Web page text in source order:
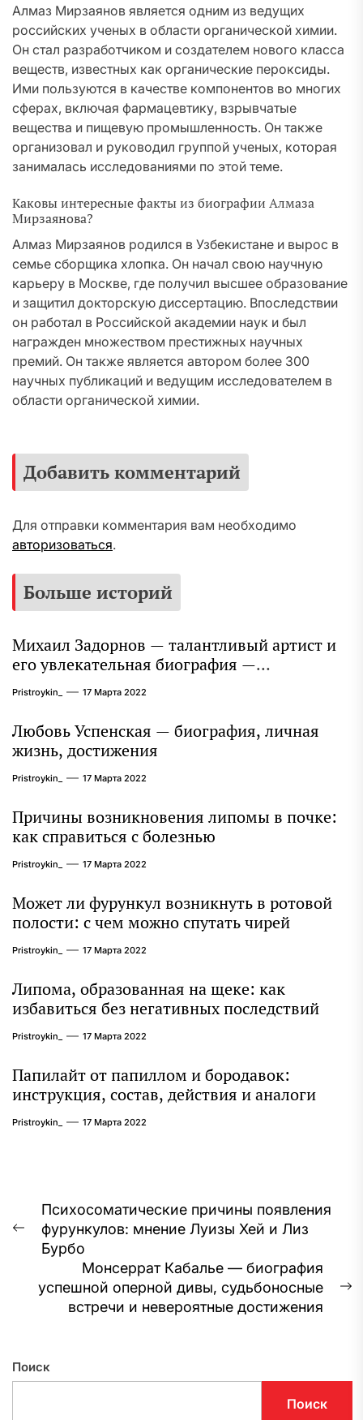
Алмаз Мирзаянов является одним из ведущих
российских ученых в области органической химии.
Он стал разработчиком и создателем нового класса
веществ, известных как органические пероксиды.
Ими пользуются в качестве компонентов во многих
сферах, включая фармацевтику, взрывчатые
вещества и пищевую промышленность. Он также
организовал и руководил группой ученых, которая
занималась исследованиями по этой теме.
Каковы интересные факты из биографии Алмаза
Мирзаянова?
Алмаз Мирзаянов родился в Узбекистане и вырос в
семье сборщика хлопка. Он начал свою научную
карьеру в Москве, где получил высшее образование
и защитил докторскую диссертацию. Впоследствии
он работал в Российской академии наук и был
награжден множеством престижных научных
премий. Он также является автором более 300
научных публикаций и ведущим исследователем в
области органической химии.
Добавить комментарий
Для отправки комментария вам необходимо
авторизоваться.
Больше историй
Михаил Задорнов — талантливый артист и
его увлекательная биография —
выдающиеся достижения, известность и
интересные факты из личной жизни!
Pristroykin_ 17 Марта 2022
Любовь Успенская — биография, личная
жизнь, достижения
Pristroykin_ 17 Марта 2022
Причины возникновения липомы в почке:
как справиться с болезнью
Pristroykin_ 17 Марта 2022
Может ли фурункул возникнуть в ротовой
полости: с чем можно спутать чирей
Pristroykin_ 17 Марта 2022
Липома, образованная на щеке: как
избавиться без негативных последствий
Pristroykin_ 17 Марта 2022
Папилайт от папиллом и бородавок:
инструкция, состав, действия и аналоги
Pristroykin_ 17 Марта 2022
Навигация
по
записям
Предыдущая
запись:
Психосоматические причины появления
фурункулов: мнение Луизы Хей и Лиз
Бурбо
Монсеррат Кабалье — биография
успешной оперной дивы, судьбоносные
встречи и невероятные достижения
Поиск
Поиск